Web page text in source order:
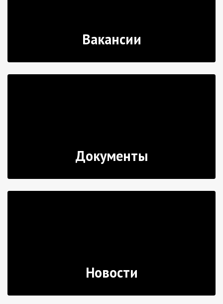
Вакансии
Документы
Новости